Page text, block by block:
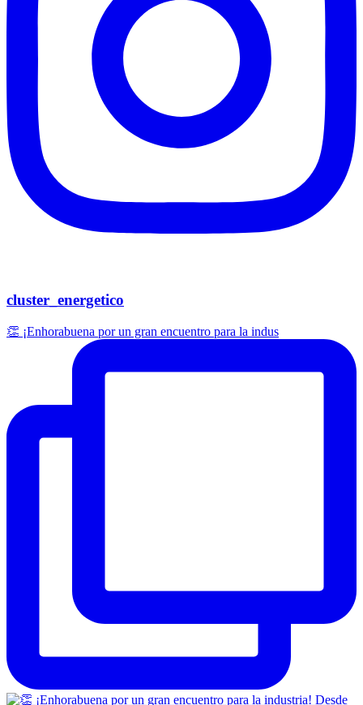
cluster_energetico
👏 ¡Enhorabuena por un gran encuentro para la indus